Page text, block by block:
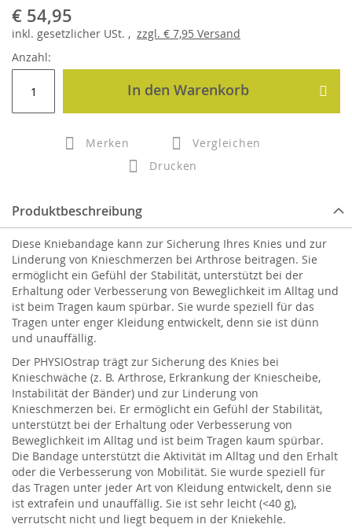
€ 54,95
inkl. gesetzlicher USt. , zzgl. € 7,95 Versand
Anzahl:
In den Warenkorb
Merken
Vergleichen
Drucken
Produktbeschreibung
Diese Kniebandage kann zur Sicherung Ihres Knies und zur
Linderung von Knieschmerzen bei Arthrose beitragen. Sie
ermöglicht ein Gefühl der Stabilität, unterstützt bei der
Erhaltung oder Verbesserung von Beweglichkeit im Alltag und
ist beim Tragen kaum spürbar. Sie wurde speziell für das
Tragen unter enger Kleidung entwickelt, denn sie ist dünn
und unauffällig.
Der PHYSIOstrap trägt zur Sicherung des Knies bei
Knieschwäche (z. B. Arthrose, Erkrankung der Kniescheibe,
Instabilität der Bänder) und zur Linderung von
Knieschmerzen bei. Er ermöglicht ein Gefühl der Stabilität,
unterstützt bei der Erhaltung oder Verbesserung von
Beweglichkeit im Alltag und ist beim Tragen kaum spürbar.
Die Bandage unterstützt die Aktivität im Alltag und den Erhalt
oder die Verbesserung von Mobilität. Sie wurde speziell für
das Tragen unter jeder Art von Kleidung entwickelt, denn sie
ist extrafein und unauffällig. Sie ist sehr leicht (<40 g),
verrutscht nicht und liegt bequem in der Kniekehle.